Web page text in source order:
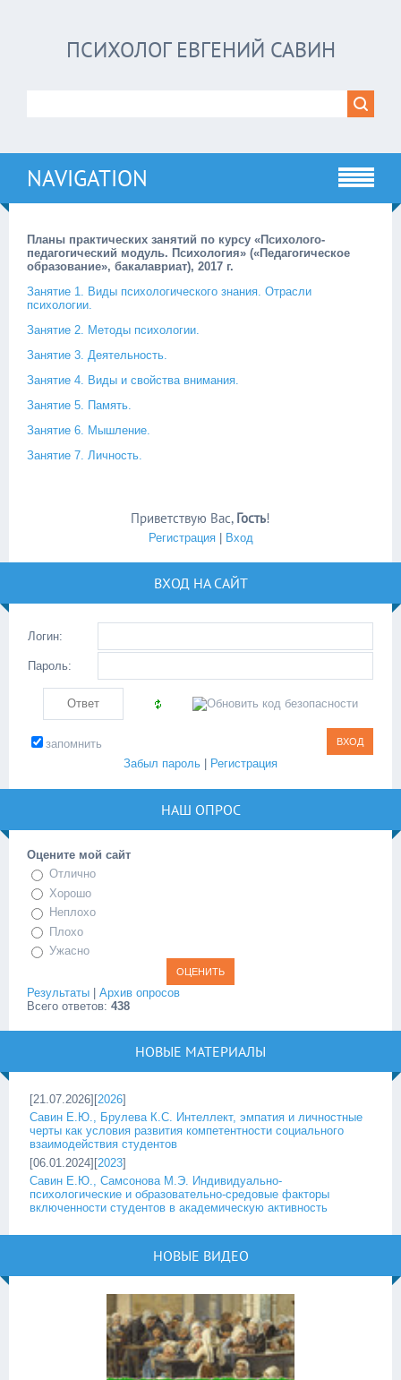
ПСИХОЛОГ ЕВГЕНИЙ САВИН
NAVIGATION
Планы практических занятий по курсу «Психолого-
педагогический модуль. Психология» («Педагогическое
образование», бакалавриат), 2017 г.
Занятие 1. Виды психологического знания. Отрасли
психологии.
Занятие 2. Методы психологии.
Занятие 3. Деятельность.
Занятие 4. Виды и свойства внимания.
Занятие 5. Память.
Занятие 6. Мышление.
Занятие 7. Личность.
Приветствую Вас, Гость!
Регистрация| Вход
ВХОД НА САЙТ
Логин:
Пароль:
запомнить
Забыл пароль
Регистрация
НАШ ОПРОС
Оцените мой сайт
Отлично
Хорошо
Неплохо
Плохо
Ужасно
Результаты
Архив опросов
Всего ответов: 438
НОВЫЕ МАТЕРИАЛЫ
[21.07.2026][2026]
Савин Е.Ю., Брулева К.С. Интеллект, эмпатия и личностные
черты как условия развития компетентности социального
взаимодействия студентов
[06.01.2024][2023]
Савин Е.Ю., Самсонова М.Э. Индивидуально-
психологические и образовательно-средовые факторы
включенности студентов в академическую активность
НОВЫЕ ВИДЕО